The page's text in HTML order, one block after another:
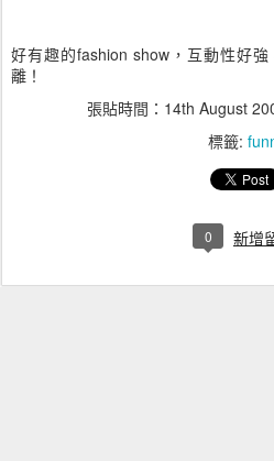
好有趣的fashion show，互動性好
離！
張貼時間： 14th August
標籤:
0 新增